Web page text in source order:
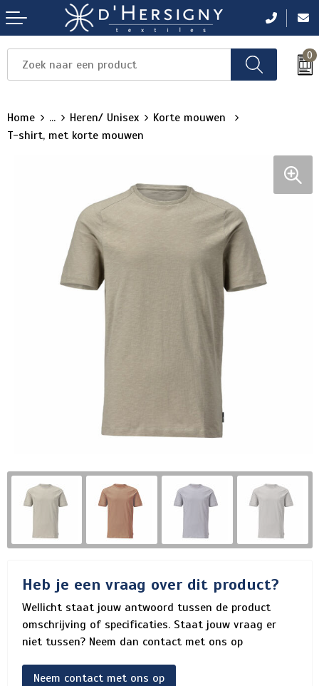
0
Home ... Heren/ Unisex
Korte mouwen
T-shirt, met korte mouwen
Heb je een vraag over dit product?
Wellicht staat jouw antwoord tussen de product
omschrijving of specificaties. Staat jouw vraag er
niet tussen? Neem dan contact met ons op
Neem contact met ons op